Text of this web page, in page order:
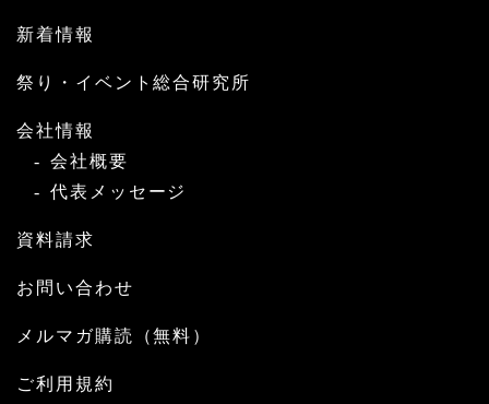
新着情報
祭り・イベント総合研究所
会社情報
会社概要
代表メッセージ
資料請求
お問い合わせ
メルマガ購読（無料）
ご利用規約